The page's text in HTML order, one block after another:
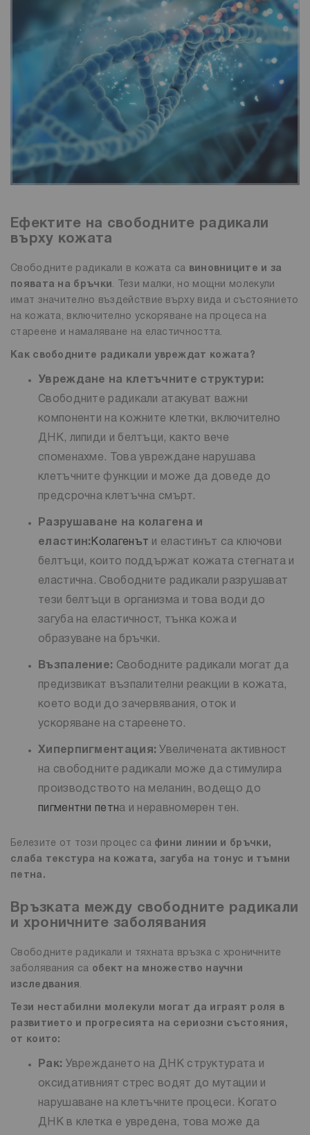
Ефектите на свободните радикали
върху кожата
Свободните радикали в кожата са виновниците и за
появата на бръчки . Тези малки, но мощни молекули
имат значително въздействие върху вида и състоянието
на кожата, включително ускоряване на процеса на
стареене и намаляване на еластичността.
Как свободните радикали увреждат кожата?
Увреждане на клетъчните структури:
Свободните радикали атакуват важни
компоненти на кожните клетки, включително
ДНК, липиди и белтъци, както вече
споменахме. Това увреждане нарушава
клетъчните функции и може да доведе до
предсрочна клетъчна смърт.
Разрушаване на колагена и
еластин: Колагенът и еластинът са ключови
белтъци, които поддържат кожата стегната и
еластична. Свободните радикали разрушават
тези белтъци в организма и това води до
загуба на еластичност, тънка кожа и
образуване на бръчки.
Възпаление: Свободните радикали могат да
предизвикат възпалителни реакции в кожата,
което води до зачервявания, оток и
ускоряване на стареенето.
Хиперпигментация: Увеличената активност
на свободните радикали може да стимулира
производството на меланин, водещо до
пигментни петна и неравномерен тен.
Белезите от този процес са фини линии и бръчки,
слаба текстура на кожата, загуба на тонус и тъмни
петна.
Връзката между свободните радикали
и хроничните заболявания
Свободните радикали и тяхната връзка с хроничните
заболявания са обект на множество научни
изследвания
Тези нестабилни молекули могат да играят роля в
развитието и прогресията на сериозни състояния,
от които:
Рак: Увреждането на ДНК структурата и
оксидативният стрес водят до мутации и
нарушаване на клетъчните процеси. Когато
ДНК в клетка е увредена, това може да